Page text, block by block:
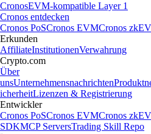
CronosEVM-kompatible Layer 1
Cronos entdecken
Cronos PoSCronos EVMCronos
Erkunden
AffiliateInstitutionenVerwahrung
Crypto.com
Über
unsUnternehmensnachrichten
icherheitLizenzen & Registrierung
Entwickler
Cronos PoSCronos EVMCronos
SDKMCP ServersTrading Skill Repo